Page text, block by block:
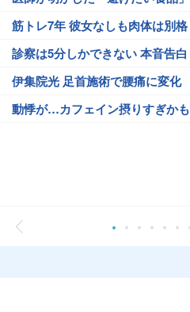
筋トレ7年 彼女なしも肉体は別格
診察は5分しかできない 本音告白
伊集院光 足首施術で腰痛に変化
動悸が…カフェイン摂りすぎかも